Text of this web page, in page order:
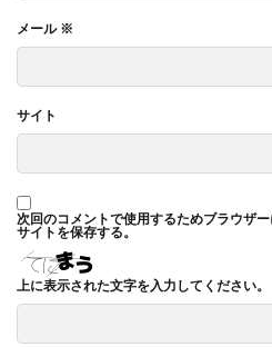
メール ※
サイト
次回のコメントで使用するためブラウザ
サイトを保存する。
上に表示された文字を入力してください。